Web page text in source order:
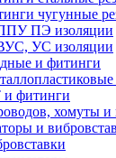
чугунные
ПЭ изоляции
УС изоляции
и фитинги
и фитинги
хомуты и
и